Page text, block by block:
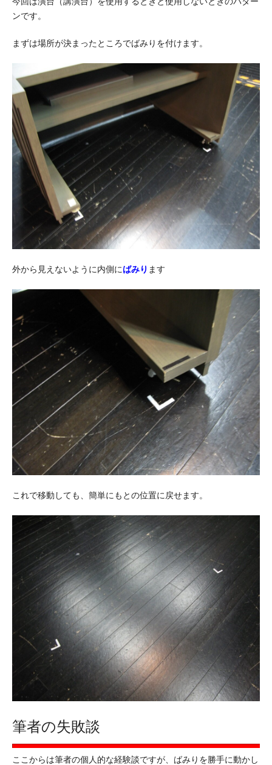
ンです。
まずは場所が決まったところでばみりを付けます。
外から見えないように内側にばみり ます
これで移動しても、簡単にもとの位置に戻せます。
筆者の失敗談
ここからは筆者の個人的な経験談ですが、ばみりを勝手に動かし